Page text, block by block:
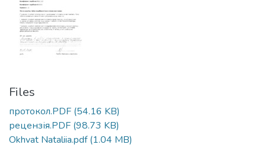
Files
протокол.PDF (54.16 KB)
рецензія.PDF (98.73 KB)
Okhvat Nataliia.pdf(1.04 MB)